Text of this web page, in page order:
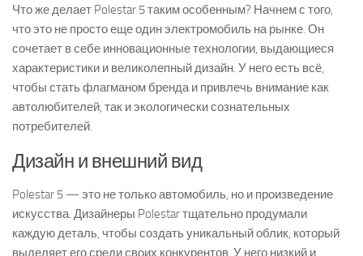
Что же делает Polestar 5 таким особенным? Начнем с того,
что это не просто еще один электромобиль на рынке. Он
сочетает в себе инновационные технологии, выдающиеся
характеристики и великолепный дизайн. У него есть всё,
чтобы стать флагманом бренда и привлечь внимание как
автолюбителей, так и экологически сознательных
потребителей.
Дизайн и внешний вид
Polestar 5 — это не только автомобиль, но и произведение
искусства. Дизайнеры Polestar тщательно продумали
каждую деталь, чтобы создать уникальный облик, который
выделяет его среди своих конкурентов. У него низкий и